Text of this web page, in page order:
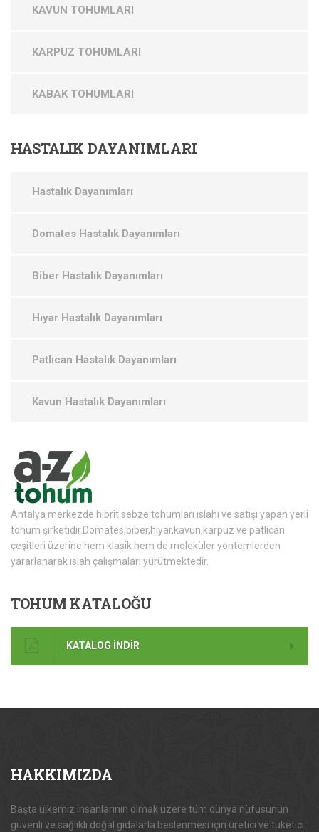
KAVUN TOHUMLARI
KARPUZ TOHUMLARI
KABAK TOHUMLARI
HASTALIK DAYANIMLARI
Hastalık Dayanımları
Domates Hastalık Dayanımları
Biber Hastalık Dayanımları
Hıyar Hastalık Dayanımları
Patlıcan Hastalık Dayanımları
Kavun Hastalık Dayanımları
Antalya merkezde hibrit sebze tohumları ıslahı ve satışı yapan yerli
tohum şirketidir.Domates,biber,hıyar,kavun,karpuz ve patlıcan
çeşitleri üzerine hem klasik hem de moleküler yöntemlerden
yararlanarak ıslah çalışmaları yürütmektedir.
TOHUM KATALOĞU
KATALOG İNDİR
HAKKIMIZDA
Başta ülkemiz insanlarının olmak üzere tüm dünya nüfusunun
güvenli ve sağlıklı doğal gıdalarla beslenmesi için üretici ve tüketici